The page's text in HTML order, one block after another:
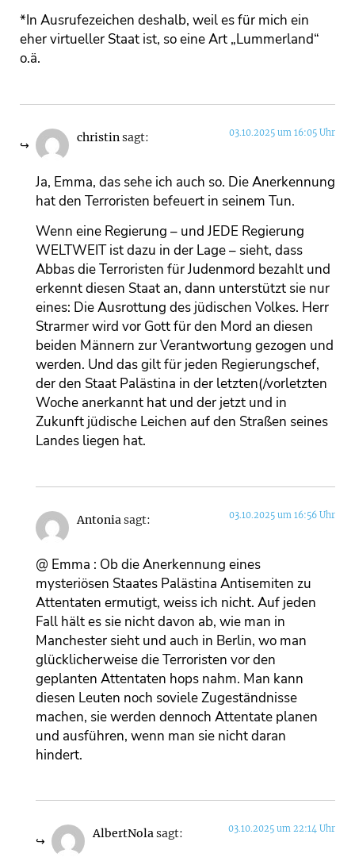
*In Ausrufezeichen deshalb, weil es für mich ein
eher virtueller Staat ist, so eine Art „Lummerland“
o.ä.
christinsagt: 03.10.2025 um 16:05 Uhr
Ja, Emma, das sehe ich auch so. Die Anerkennung
hat den Terroristen befeuert in seinem Tun.
Wenn eine Regierung – und JEDE Regierung
WELTWEIT ist dazu in der Lage – sieht, dass
Abbas die Terroristen für Judenmord bezahlt und
erkennt diesen Staat an, dann unterstützt sie nur
eines: Die Ausrottung des jüdischen Volkes. Herr
Strarmer wird vor Gott für den Mord an diesen
beiden Männern zur Verantwortung gezogen und
werden. Und das gilt für jeden Regierungschef,
der den Staat Palästina in der letzten(/vorletzten
Woche anerkannt hat und der jetzt und in
Zukunft jüdische Leichen auf den Straßen seines
Landes liegen hat.
Antoniasagt: 03.10.2025 um 16:56 Uhr
@ Emma : Ob die Anerkennung eines
mysteriösen Staates Palästina Antisemiten zu
Attentaten ermutigt, weiss ich nicht. Auf jeden
Fall hält es sie nicht davon ab, wie man in
Manchester sieht und auch in Berlin, wo man
glücklicherweise die Terroristen vor den
geplanten Attentaten hops nahm. Man kann
diesen Leuten noch soviele Zugeständnisse
machen, sie werden dennoch Attentate planen
und ausführen, wenn man sie nicht daran
hindert.
AlbertNolasagt: 03.10.2025 um 22:14 Uhr